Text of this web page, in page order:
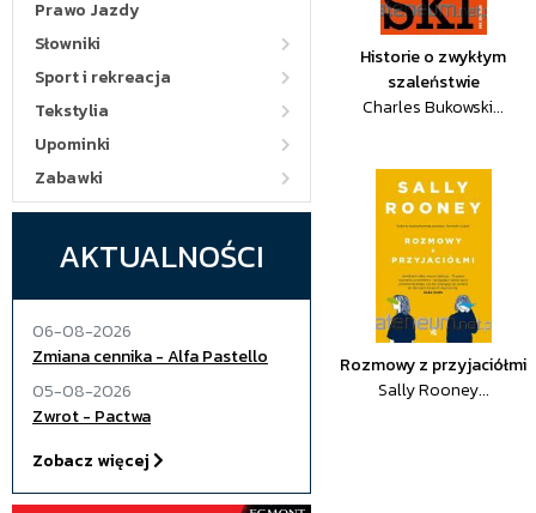
Prawo Jazdy
Słowniki
Sport i rekreacja
Tekstylia
Upominki
Zabawki
AKTUALNOŚCI
06-08-2026
Zmiana cennika - Alfa Pastello
05-08-2026
Zwrot - Pactwa
Zobacz więcej
Historie o zwykłym
szaleństwie
Charles Bukowski...
Rozmowy z przyjaciółmi
Sally Rooney...